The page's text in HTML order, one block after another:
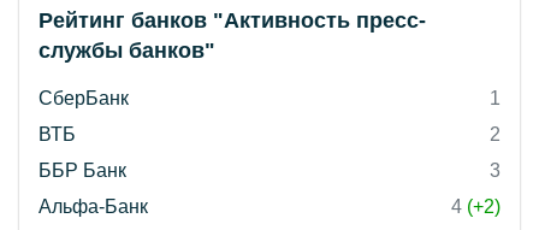
Рейтинг банков "Активность пресс-
службы банков"
СберБанк
1
ВТБ
2
ББР Банк
3
Альфа-Банк
4 (+2)